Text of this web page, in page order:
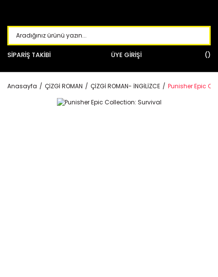
SİPARİŞ TAKİBİ ÜYE GİRİŞİ
Anasayfa ÇİZGİ ROMAN ÇİZGİ ROMAN- İNGİLİZCE Punisher Epic